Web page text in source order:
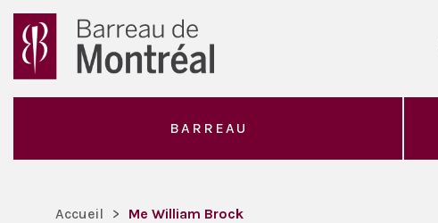
BARREAU
Accueil > Me William Brock